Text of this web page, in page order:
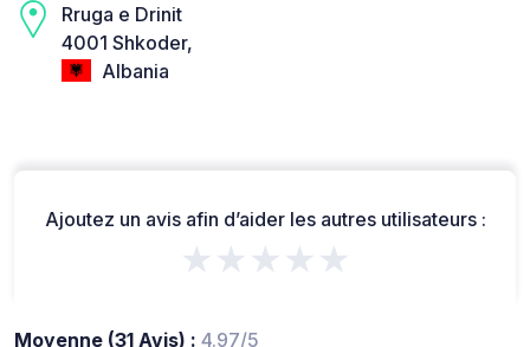
Rruga e Drinit
4001 Shkoder,
Albania
Ajoutez un avis afin d’aider les autres utilisateurs :
★★★★★
Moyenne (31 Avis) : 4.97/5